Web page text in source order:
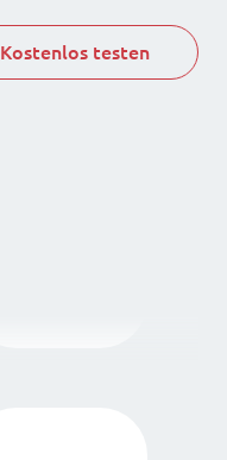
Kostenlos testen